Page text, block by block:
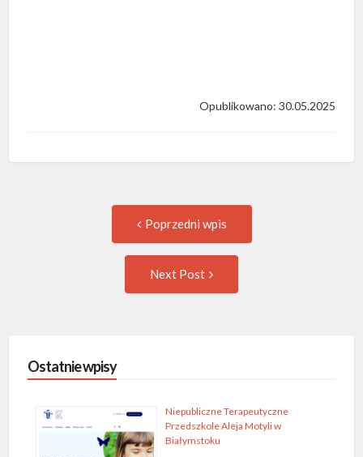
Opublikowano: 30.05.2025
navigation
Poprzedni wpis
Next Post
Ostatnie wpisy
Niepubliczne Terapeutyczne
Przedszkole Aleja Motyli w
Białymstoku